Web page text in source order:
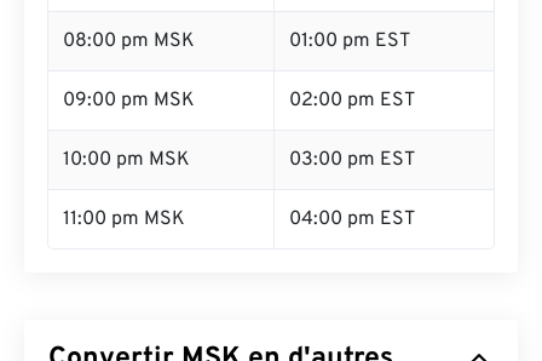
08:00 pm MSK 01:00 pm EST
09:00 pm MSK 02:00 pm EST
10:00 pm MSK 03:00 pm EST
11:00 pm MSK 04:00 pm EST